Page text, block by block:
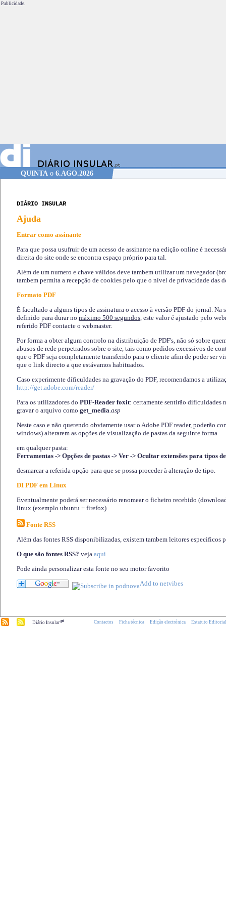
Publicidade.
QUINTAo 6.AGO.2026
DIÁRIO INSULAR
Ajuda
Entrar como assinante
Para que possa usufruir de um acesso de assinante na edição online é
direita do site onde se encontra espaço próprio para tal.
Além de um numero e chave válidos deve tambem utilizar um navegador
tambem permita a recepção de cookies pelo que o nível de privacidade das
Formato PDF
É facultado a alguns tipos de assinatura o acesso à versão PDF do jornal. Na
definido para durar no máximo 500 segundos, este valor é ajustado pelo
referido PDF contacte o webmaster.
Por forma a obter algum controlo na distribuição de PDF's, não só sobre
abusos de rede perpetrados sobre o site, tais como pedidos excessivos de
que o PDF seja completamente transferido para o cliente afim de poder ser
que o link directo a que estávamos habituados.
Caso experimente díficuldades na gravação do PDF, recomendamos a
http://get.adobe.com/reader/
Para os utilizadores do PDF-Reader foxit: certamente sentirão dificuldades
gravar o arquivo como get_media.asp
Neste caso e não querendo obviamente usar o Adobe PDF reader, poderão
windows) alterarem as opções de visualização de pastas da seguinte forma
em qualquer pasta:
Ferramentas -> Opções de pastas -> Ver -> Ocultar extensões para tipos
desmarcar a referida opção para que se possa proceder à alteração de tipo.
DI PDF em Linux
Eventualmente poderá ser necessário renomear o ficheiro recebido
linux (exemplo ubuntu + firefox)
Fonte RSS
Além das fontes RSS disponibilizadas, existem tambem leitores especificos
O que são fontes RSS? veja aqui
Pode ainda personalizar esta fonte no seu motor favorito
Diário Insular.pt Contactos Ficha técnica Edição electrónica Estatuto Editorial